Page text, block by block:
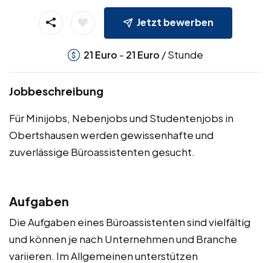
Jetzt bewerben
21 Euro - 21 Euro / Stunde
Jobbeschreibung
Für Minijobs, Nebenjobs und Studentenjobs in
Obertshausen werden gewissenhafte und
zuverlässige Büroassistenten gesucht.
Aufgaben
Die Aufgaben eines Büroassistenten sind vielfältig
und können je nach Unternehmen und Branche
variieren. Im Allgemeinen unterstützen